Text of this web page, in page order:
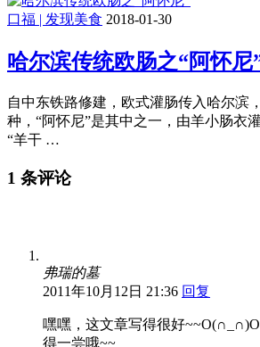
口福 | 发现美食 2018-01-30
哈尔滨传统欧肠之“阿怀尼
自中东铁路修建，欧式灌肠传入哈尔滨
种，“阿怀尼”是其中之一，由羊小肠衣
“羊干 …
1 条评论
弗瑞的墓
2011年10月12日 21:36 回复
嘿嘿，这文章写得很好
得一尝哦~~